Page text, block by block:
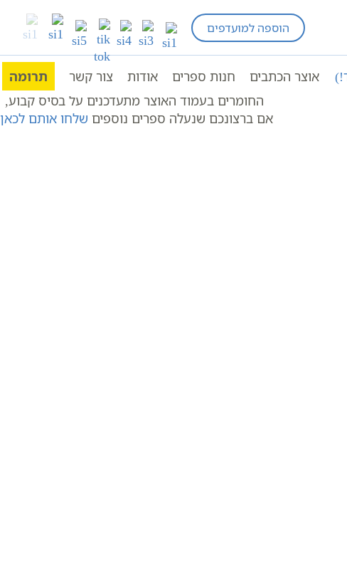
הוספה למועדפים
אוצר הכתבים חנות ספרים אודות צור קשר תרומה
החומרים בעמוד האוצר מתעדכנים על בסיס קבוע,
אם ברצונכם שנעלה ספרים נוספים שלחו אותם לכאן